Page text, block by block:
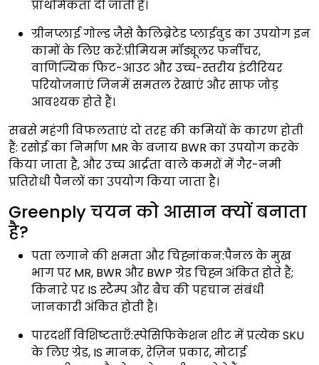
प्राथमिकता दी जाती है।
ग्रीनप्लाई गोल्ड जैसे कैलिब्रेटेड प्लाईवुड का उपयोग इन
कामों के लिए करें:प्रीमियम मॉड्यूलर फर्नीचर,
वाणिज्यिक फिट-आउट और उच्च-स्तरीय इंटीरियर
परियोजनाएं जिनमें समतल रेखाएं और साफ जोड़
आवश्यक होते हैं।
सबसे महंगी विफलताएं दो तरह की कमियों के कारण होती
हैं: रसोई का निर्माण MR के बजाय BWR का उपयोग करके
किया जाता है, और उच्च आर्द्रता वाले कमरों में गैर-नमी
प्रतिरोधी पैनलों का उपयोग किया जाता है।
Greenply चयन को आसान क्यों बनाता
है?
पता लगाने की क्षमता और चिह्नांकन:पैनल के मुख
भाग पर MR, BWR और BWP ग्रेड चिह्न अंकित होते हैं;
किनारे पर IS स्टैम्प और बैच की पहचान संबंधी
जानकारी अंकित होती है।
पारदर्शी विशिष्टताएँ:स्पेसिफिकेशन शीट में प्रत्येक SKU
के लिए ग्रेड, IS मानक, रेज़िन प्रकार, मोटाई